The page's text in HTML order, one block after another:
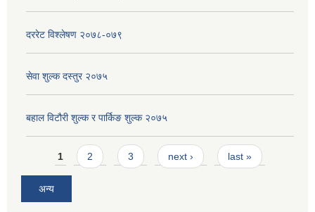
दररेट विश्लेषण २०७८-०७९
सेवा शुल्क दस्तुर २०७५
बहाल विटौरी शुल्क र पार्किङ शुल्क २०७५
Pages
1 2 3 next › last »
अन्य